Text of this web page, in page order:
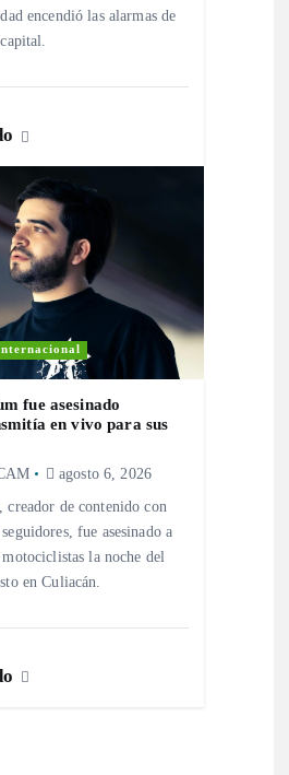
encendió las alarmas de
fue asesinado
en vivo para sus
agosto 6, 2026
creador de contenido con
fue asesinado a
la noche del
en Culiacán.